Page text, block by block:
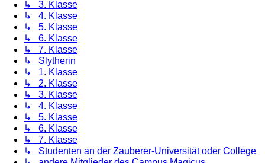
↳ 3. Klasse
↳ 4. Klasse
↳ 5. Klasse
↳ 6. Klasse
↳ 7. Klasse
↳ Slytherin
↳ 1. Klasse
↳ 2. Klasse
↳ 3. Klasse
↳ 4. Klasse
↳ 5. Klasse
↳ 6. Klasse
↳ 7. Klasse
↳ Studenten an der Zauberer-Universität oder College